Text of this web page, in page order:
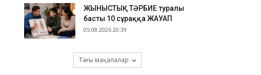
ЖЫНЫСТЫҚ ТӘРБИЕ туралы
басты 10 сұраққа ЖАУАП
05.08.2026 20:39
Тағы мақалалар